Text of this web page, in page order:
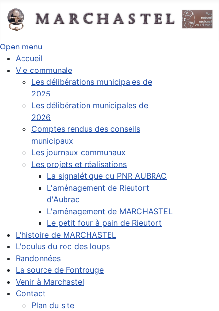
Open menu
Accueil
Vie communale
Les délibérations municipales de
2025
Les délibération municipales de
2026
Comptes rendus des conseils
municipaux
Les journaux communaux
Les projets et réalisations
La signalétique du PNR AUBRAC
L'aménagement de Rieutort
d'Aubrac
L'aménagement de MARCHASTEL
Le petit four à pain de Rieutort
L'histoire de MARCHASTEL
L'oculus du roc des loups
Randonnées
La source de Fontrouge
Venir à Marchastel
Contact
Plan du site